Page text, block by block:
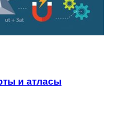
и атласы